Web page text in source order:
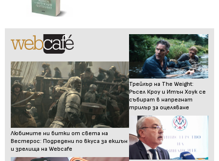
Любимите ни битки от света на
Вестерос: Подредени по вкуса за екшън
и зрелища на Webcafe
Трейлър на The Weight:
Ръсел Кроу и Итън Хоук се
събират в напрегнат
трилър за оцеляване